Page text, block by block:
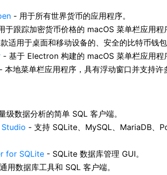
- 用于所有世界货币的应用程序。
于跟踪加密货币价格的 macOS 菜单栏应用程
适用于桌面和移动设备的、安全的比特币钱包
- 基于 Electron 构建的 macOS 菜单栏应用程
- 本地菜单栏应用程序，具有浮动窗口并支持许
级数据分析的简单 SQL 客户端。
- 支持 SQLite、MySQL、MariaDB、
for SQLite - SQLite 数据库管理 GUI。
用数据库工具和 SQL 客户端。